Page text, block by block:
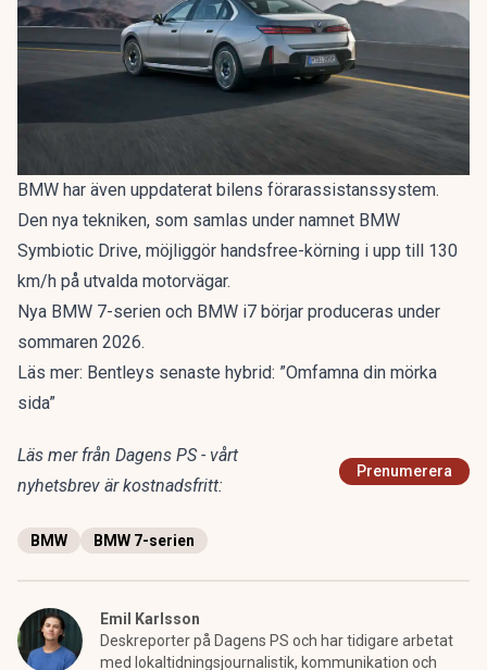
BMW har även uppdaterat bilens förarassistanssystem.
Den nya tekniken, som samlas under namnet BMW
Symbiotic Drive, möjliggör handsfree-körning i upp till 130
km/h på utvalda motorvägar.
Nya BMW 7-serien och BMW i7 börjar produceras under
sommaren 2026.
Läs mer: Bentleys senaste hybrid: ”Omfamna din mörka
sida”
Läs mer från Dagens PS - vårt
nyhetsbrev är kostnadsfritt:
Prenumerera
BMW BMW 7-serien
Emil Karlsson
Deskreporter på Dagens PS och har tidigare arbetat
med lokaltidningsjournalistik, kommunikation och